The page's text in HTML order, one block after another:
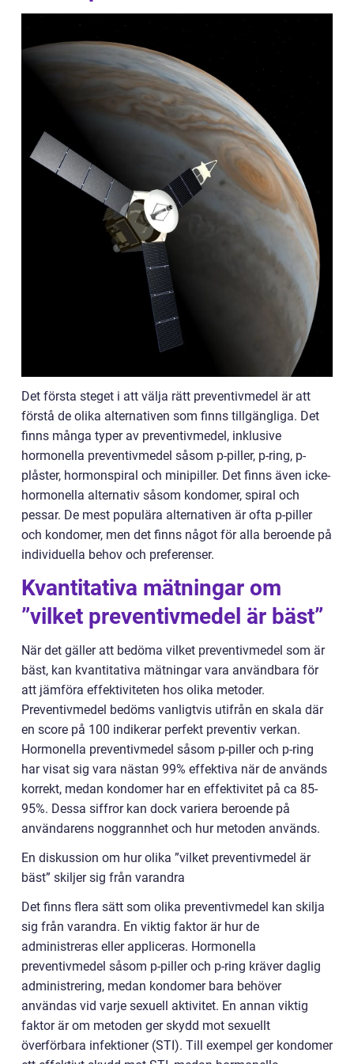
Det första steget i att välja rätt preventivmedel är att
förstå de olika alternativen som finns tillgängliga. Det
finns många typer av preventivmedel, inklusive
hormonella preventivmedel såsom p-piller, p-ring, p-
plåster, hormonspiral och minipiller. Det finns även icke-
hormonella alternativ såsom kondomer, spiral och
pessar. De mest populära alternativen är ofta p-piller
och kondomer, men det finns något för alla beroende på
individuella behov och preferenser.
Kvantitativa mätningar om
”vilket preventivmedel är bäst”
När det gäller att bedöma vilket preventivmedel som är
bäst, kan kvantitativa mätningar vara användbara för
att jämföra effektiviteten hos olika metoder.
Preventivmedel bedöms vanligtvis utifrån en skala där
en score på 100 indikerar perfekt preventiv verkan.
Hormonella preventivmedel såsom p-piller och p-ring
har visat sig vara nästan 99% effektiva när de används
korrekt, medan kondomer har en effektivitet på ca 85-
95%. Dessa siffror kan dock variera beroende på
användarens noggrannhet och hur metoden används.
En diskussion om hur olika ”vilket preventivmedel är
bäst” skiljer sig från varandra
Det finns flera sätt som olika preventivmedel kan skilja
sig från varandra. En viktig faktor är hur de
administreras eller appliceras. Hormonella
preventivmedel såsom p-piller och p-ring kräver daglig
administrering, medan kondomer bara behöver
användas vid varje sexuell aktivitet. En annan viktig
faktor är om metoden ger skydd mot sexuellt
överförbara infektioner (STI). Till exempel ger kondomer